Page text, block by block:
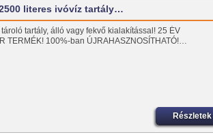
2500 literes ivóvíz tartály…
tartály, álló vagy fekvő kialakítással! 25 ÉV
TERMÉK! 100%-ban ÚJRAHASZNOSÍTHATÓ!…
Részletek